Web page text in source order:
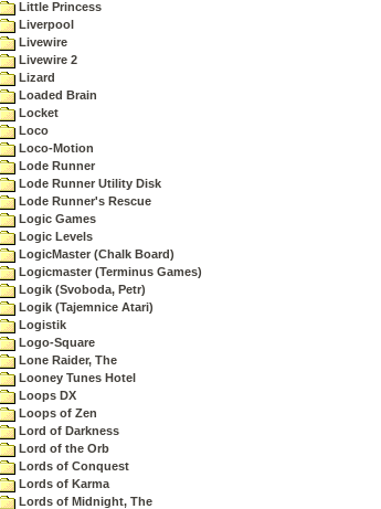
Little Princess
Liverpool
Livewire
Livewire 2
Lizard
Loaded Brain
Locket
Loco
Loco-Motion
Lode Runner
Lode Runner Utility Disk
Lode Runner's Rescue
Logic Games
Logic Levels
LogicMaster (Chalk Board)
Logicmaster (Terminus Games)
Logik (Svoboda, Petr)
Logik (Tajemnice Atari)
Logistik
Logo-Square
Lone Raider, The
Looney Tunes Hotel
Loops DX
Loops of Zen
Lord of Darkness
Lord of the Orb
Lords of Conquest
Lords of Karma
Lords of Midnight, The